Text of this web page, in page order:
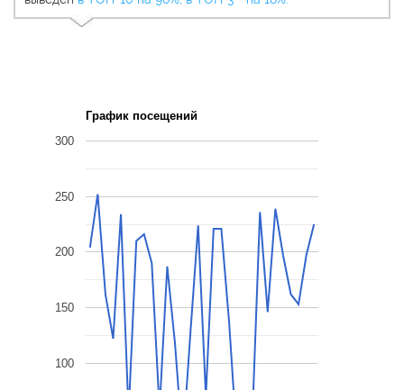
График посещений
100
150
200
250
300